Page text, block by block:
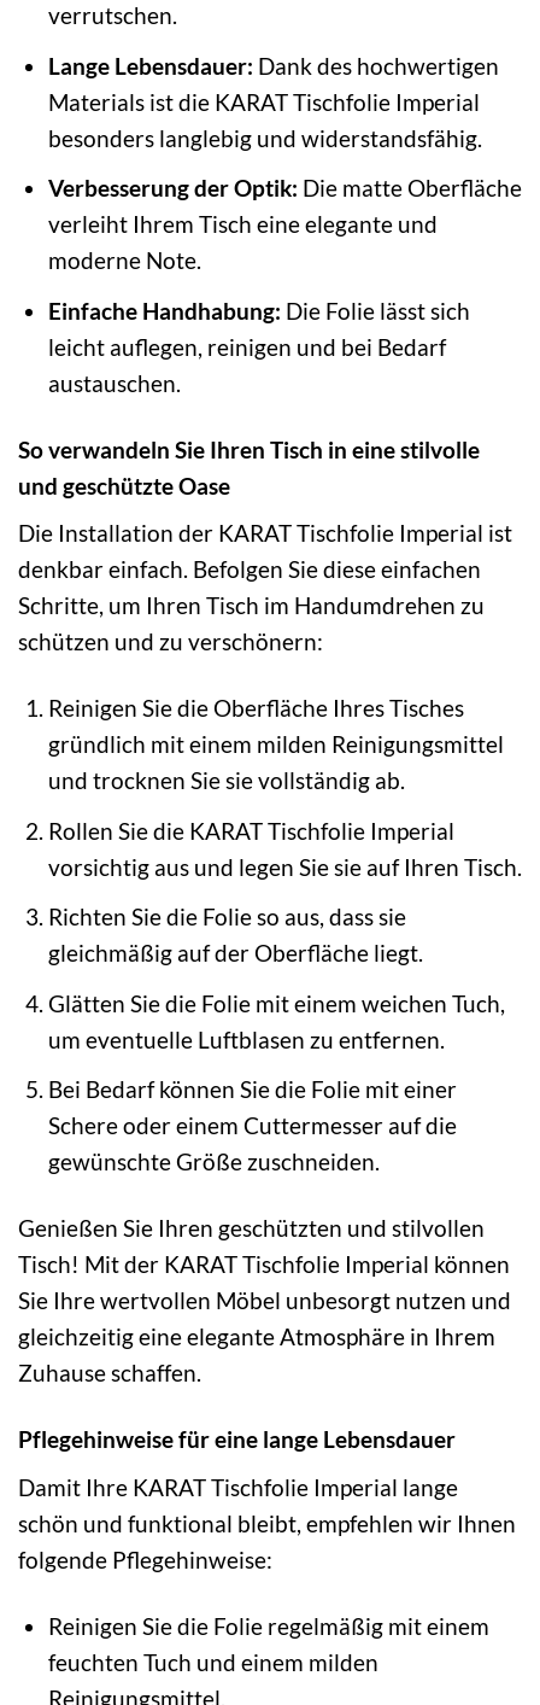
verrutschen.
Lange Lebensdauer: Dank des hochwertigen
Materials ist die KARAT Tischfolie Imperial
besonders langlebig und widerstandsfähig.
Verbesserung der Optik: Die matte Oberfläche
verleiht Ihrem Tisch eine elegante und
moderne Note.
Einfache Handhabung: Die Folie lässt sich
leicht auflegen, reinigen und bei Bedarf
austauschen.
So verwandeln Sie Ihren Tisch in eine stilvolle
und geschützte Oase
Die Installation der KARAT Tischfolie Imperial ist
denkbar einfach. Befolgen Sie diese einfachen
Schritte, um Ihren Tisch im Handumdrehen zu
schützen und zu verschönern:
Reinigen Sie die Oberfläche Ihres Tisches
gründlich mit einem milden Reinigungsmittel
und trocknen Sie sie vollständig ab.
Rollen Sie die KARAT Tischfolie Imperial
vorsichtig aus und legen Sie sie auf Ihren Tisch.
Richten Sie die Folie so aus, dass sie
gleichmäßig auf der Oberfläche liegt.
Glätten Sie die Folie mit einem weichen Tuch,
um eventuelle Luftblasen zu entfernen.
Bei Bedarf können Sie die Folie mit einer
Schere oder einem Cuttermesser auf die
gewünschte Größe zuschneiden.
Genießen Sie Ihren geschützten und stilvollen
Tisch! Mit der KARAT Tischfolie Imperial können
Sie Ihre wertvollen Möbel unbesorgt nutzen und
gleichzeitig eine elegante Atmosphäre in Ihrem
Zuhause schaffen.
Pflegehinweise für eine lange Lebensdauer
Damit Ihre KARAT Tischfolie Imperial lange
schön und funktional bleibt, empfehlen wir Ihnen
folgende Pflegehinweise:
Reinigen Sie die Folie regelmäßig mit einem
feuchten Tuch und einem milden
Reinigungsmittel.